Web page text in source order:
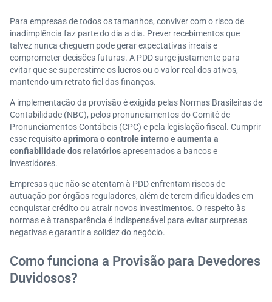
Para empresas de todos os tamanhos, conviver com o risco de
inadimplência faz parte do dia a dia. Prever recebimentos que
talvez nunca cheguem pode gerar expectativas irreais e
comprometer decisões futuras. A PDD surge justamente para
evitar que se superestime os lucros ou o valor real dos ativos,
mantendo um retrato fiel das finanças.
A implementação da provisão é exigida pelas Normas Brasileiras de
Contabilidade (NBC), pelos pronunciamentos do Comitê de
Pronunciamentos Contábeis (CPC) e pela legislação fiscal. Cumprir
esse requisitoaprimora o controle interno e aumenta a
confiabilidade dos relatóriosapresentados a bancos e
investidores.
Empresas que não se atentam à PDD enfrentam riscos de
autuação por órgãos reguladores, além de terem dificuldades em
conquistar crédito ou atrair novos investimentos. O respeito às
normas e à transparência é indispensável para evitar surpresas
negativas e garantir a solidez do negócio.
Como funciona a Provisão para Devedores
Duvidosos?